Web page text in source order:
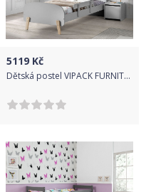
5119 Kč
Dětská postel VIPACK FURNITURE Kiddy šedá 200x90 cm